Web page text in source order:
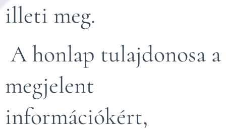
illeti meg.
A honlap tulajdonosa a
megjelent
információkért,